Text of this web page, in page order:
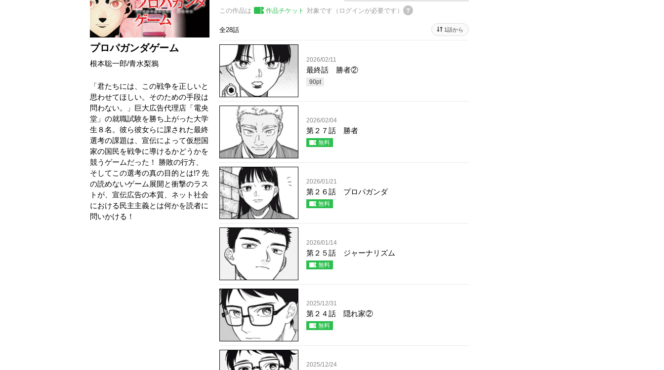
プロパガンダゲーム
根本聡一郎/青水梨鴉
「君たちには、この戦争を正しいと
思わせてほしい。そのための手段は
問わない。」巨大広告代理店「電央
堂」の就職試験を勝ち上がった大学
生８名。彼ら彼女らに課された最終
選考の課題は、宣伝によって仮想国
家の国民を戦争に導けるかどうかを
競うゲームだった！ 勝敗の行方、
そしてこの選考の真の目的とは!? 先
の読めないゲーム展開と衝撃のラス
トが、宣伝広告の本質、ネット社会
における民主主義とは何かを読者に
問いかける！
この作品は 作品チケット 対象です（ログインが必要です）
全28話 1話から
2026/02/11
最終話 勝者②
90pt
2026/02/04
第２７話 勝者
無料
2026/01/21
第２６話 プロパガンダ
無料
2026/01/14
第２５話 ジャーナリズム
無料
2025/12/31
第２４話 隠れ家②
無料
2025/12/24